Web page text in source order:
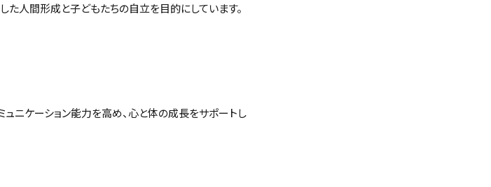
た人間形成と子どもたちの自立を目的にしています。
ュニケーション能力を高め、心と体の成長をサポートし